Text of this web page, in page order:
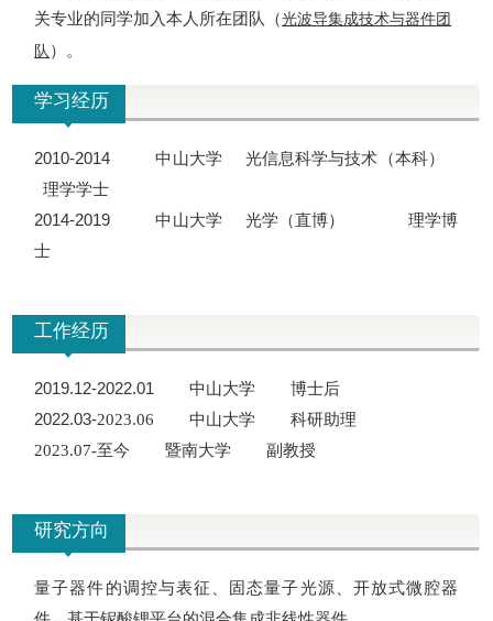
关专业的同学加入本人所在团队（光波导集成技术与器件团
队 ）。
学习经历
2010-2014 中山大学
光信息科学与技术（本科）
理学学士
2014-2019 中山大学 光学（直博）
理学博
士
工作经历
2019.12-2022.01中山大学博士后
2022.03-2023.06中山大学科研助理
2023.07-至今 暨南大学 副教授
研究方向
量子器件的调控与表征、固态量子光源、开放式微腔器